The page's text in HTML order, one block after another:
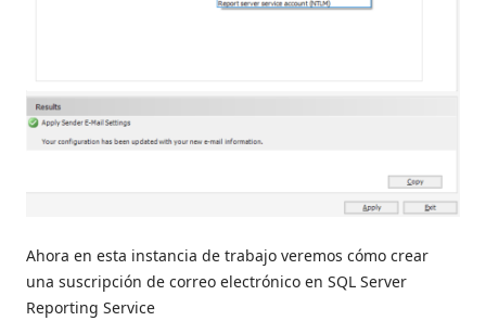
Ahora en esta instancia de trabajo veremos cómo crear
una suscripción de correo electrónico en SQL Server
Reporting Service